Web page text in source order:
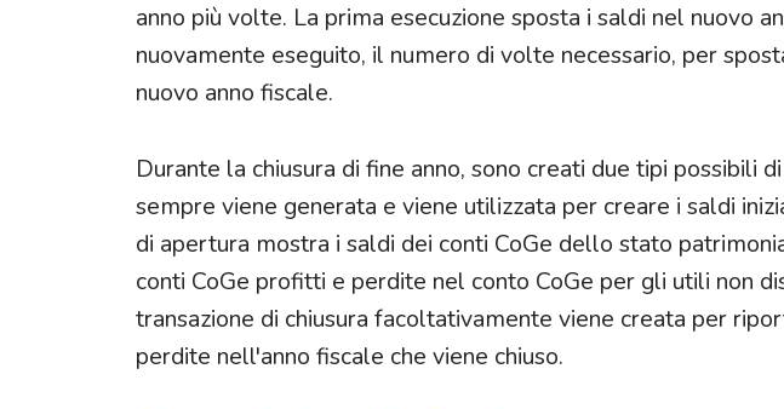
anno più volte. La prima esecuzione sposta i saldi nel nuovo
nuovamente eseguito, il numero di volte necessario, per
nuovo anno fiscale.
Durante la chiusura di fine anno, sono creati due tipi possibili
sempre viene generata e viene utilizzata per creare i saldi
di apertura mostra i saldi dei conti CoGe dello stato
conti CoGe profitti e perdite nel conto CoGe per gli utili non
transazione di chiusura facoltativamente viene creata per
perdite nell'anno fiscale che viene chiuso.